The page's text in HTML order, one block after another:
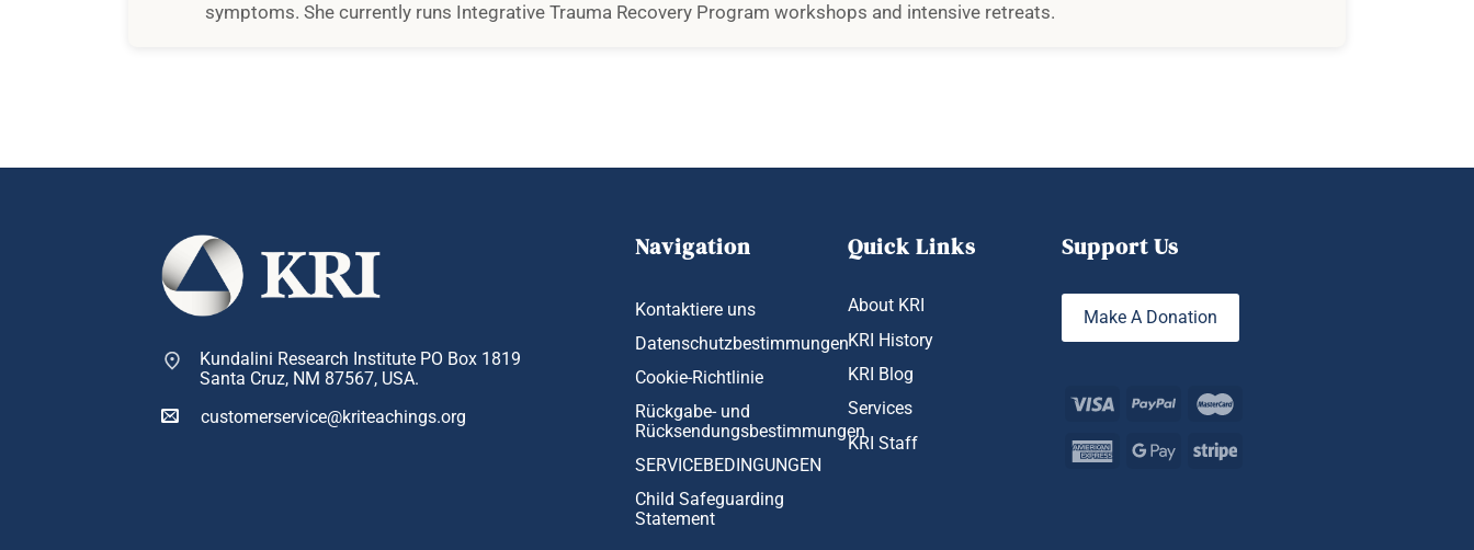
symptoms. She currently runs Integrative Trauma Recovery Program workshops and intensive retreats.
Kundalini Research Institute PO Box 1819
Santa Cruz, NM 87567, USA.
customerservice@kriteachings.org
Navigation
Kontaktiere uns
Datenschutzbestimmungen
Cookie-Richtlinie
Rückgabe- und
Rücksendungsbestimmungen
SERVICEBEDINGUNGEN
Child Safeguarding
Statement
Quick Links
About KRI
KRI History
KRI Blog
Services
KRI Staff
Support Us
Make A Donation